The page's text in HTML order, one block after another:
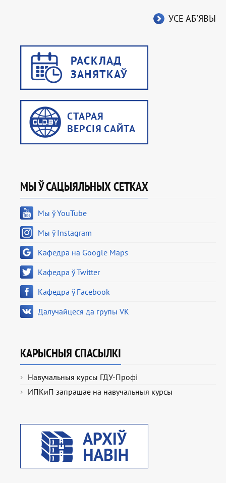
УСЕ АБ'ЯВЫ
МЫ Ў САЦЫЯЛЬНЫХ СЕТКАХ
Мы ў YouTube
Мы ў Instagram
Кафедра на Google Maps
Кафедра ў Twitter
Кафедра ў Facebook
Далучайцеся да групы VK
КАРЫСНЫЯ СПАСЫЛКІ
Навучальныя курсы ГДУ-Профі
ИПКиП запрашае на навучальныя курсы